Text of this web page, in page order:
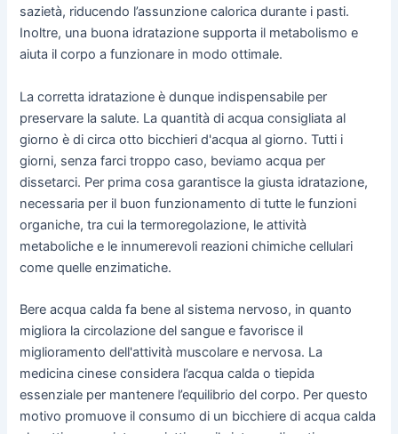
sazietà, riducendo l’assunzione calorica durante i pasti.
Inoltre, una buona idratazione supporta il metabolismo e
aiuta il corpo a funzionare in modo ottimale.
La corretta idratazione è dunque indispensabile per
preservare la salute. La quantità di acqua consigliata al
giorno è di circa otto bicchieri d'acqua al giorno. Tutti i
giorni, senza farci troppo caso, beviamo acqua per
dissetarci. Per prima cosa garantisce la giusta idratazione,
necessaria per il buon funzionamento di tutte le funzioni
organiche, tra cui la termoregolazione, le attività
metaboliche e le innumerevoli reazioni chimiche cellulari
come quelle enzimatiche.
Bere acqua calda fa bene al sistema nervoso, in quanto
migliora la circolazione del sangue e favorisce il
miglioramento dell'attività muscolare e nervosa. La
medicina cinese considera l’acqua calda o tiepida
essenziale per mantenere l’equilibrio del corpo. Per questo
motivo promuove il consumo di un bicchiere di acqua calda